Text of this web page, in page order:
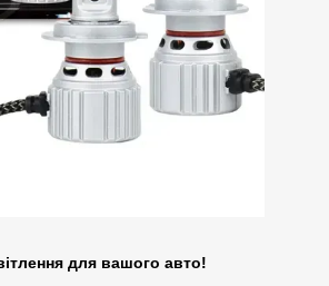
для вашого авто!